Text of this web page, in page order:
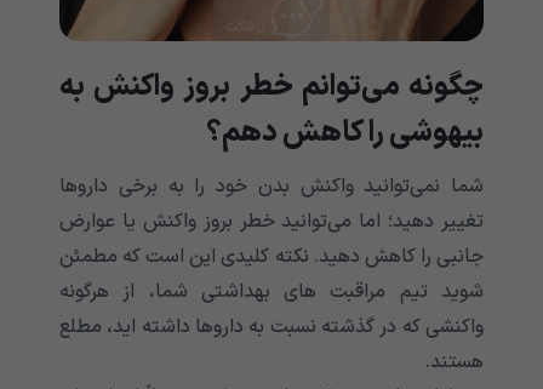
چگونه می‌‌‌‌‌‌‌‌‌‌‌‌‌‌‌‌‌‌‌‌‌‌‌‌‌‌‌‌‌‌‌‌‌‌‌‌‌‌‌‌‌‌‌توانم خطر بروز واکنش به
بیهوشی را کاهش دهم؟
شما نمی‌‌‌‌‌‌‌‌‌‌‌‌‌‌‌‌‌‌‌‌‌‌‌‌‌‌‌‌‌‌‌‌‌‌‌‌‌‌‌‌‌‌‌توانید واکنش بدن خود را به برخی داروها
تغییر دهید؛ اما می‌‌‌‌‌‌‌‌‌‌‌‌‌‌‌‌‌‌‌‌‌‌‌‌‌‌‌‌‌‌‌‌‌‌‌‌‌‌‌‌‌‌‌توانید خطر بروز واکنش یا عوارض
جانبی را کاهش دهید. نکته کلیدی این است که مطمئن
شوید تیم مراقبت های بهداشتی شما، از هرگونه
واکنشی که در گذشته نسبت به داروها داشته اید، مطلع
هستند.